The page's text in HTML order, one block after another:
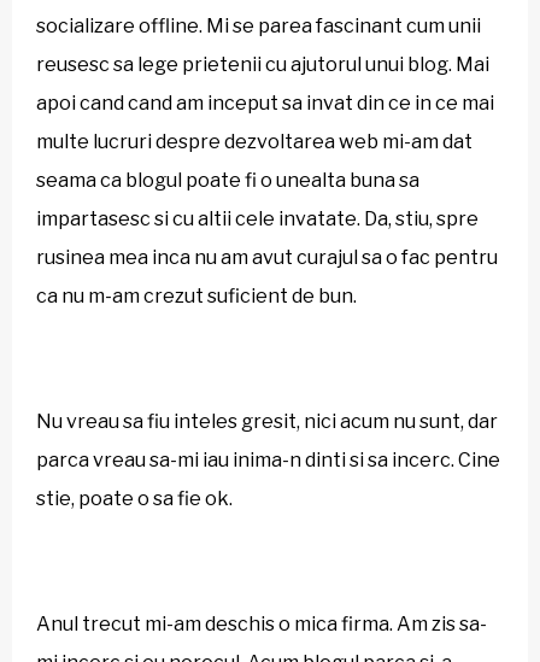
socializare offline. Mi se parea fascinant cum unii
reusesc sa lege prietenii cu ajutorul unui blog. Mai
apoi cand cand am inceput sa invat din ce in ce mai
multe lucruri despre dezvoltarea web mi-am dat
seama ca blogul poate fi o unealta buna sa
impartasesc si cu altii cele invatate. Da, stiu, spre
rusinea mea inca nu am avut curajul sa o fac pentru
ca nu m-am crezut suficient de bun.
Nu vreau sa fiu inteles gresit, nici acum nu sunt, dar
parca vreau sa-mi iau inima-n dinti si sa incerc. Cine
stie, poate o sa fie ok.
Anul trecut mi-am deschis o mica firma. Am zis sa-